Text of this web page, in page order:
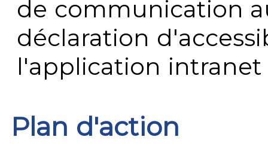
de communication
déclaration
l'application
Plan d'action